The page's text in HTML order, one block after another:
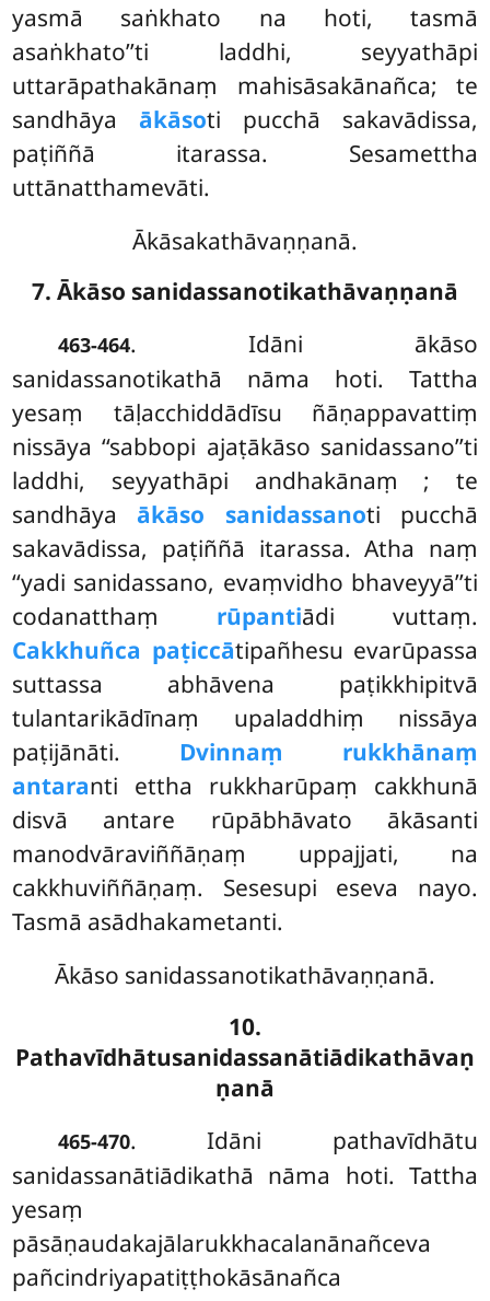
yasmā saṅkhato na hoti, tasmā
asaṅkhato’’ti laddhi, seyyathāpi
uttarāpathakānaṃ mahisāsakānañca; te
sandhāya ākāsoti pucchā sakavādissa,
paṭiññā itarassa. Sesamettha
uttānatthamevāti.
Ākāsakathāvaṇṇanā.
7. Ākāso sanidassanotikathāvaṇṇanā
463-464. Idāni ākāso
sanidassanotikathā nāma hoti. Tattha
yesaṃ tāḷacchiddādīsu ñāṇappavattiṃ
nissāya ‘‘sabbopi ajaṭākāso sanidassano’’ti
laddhi, seyyathāpi andhakānaṃ ; te
sandhāya ākāso sanidassanoti pucchā
sakavādissa, paṭiññā itarassa. Atha naṃ
‘‘yadi sanidassano, evaṃvidho bhaveyyā’’ti
codanatthaṃ rūpantiādi vuttaṃ.
Cakkhuñca paṭiccātipañhesu evarūpassa
suttassa abhāvena paṭikkhipitvā
tulantarikādīnaṃ upaladdhiṃ nissāya
paṭijānāti. Dvinnaṃ rukkhānaṃ
antaranti ettha rukkharūpaṃ cakkhunā
disvā antare rūpābhāvato ākāsanti
manodvāraviññāṇaṃ uppajjati, na
cakkhuviññāṇaṃ. Sesesupi eseva nayo.
Tasmā asādhakametanti.
Ākāso sanidassanotikathāvaṇṇanā.
10.
Pathavīdhātusanidassanātiādikathāvaṇ
ṇanā
465-470. Idāni pathavīdhātu
sanidassanātiādikathā nāma hoti. Tattha
yesaṃ
pāsāṇaudakajālarukkhacalanānañceva
pañcindriyapatiṭṭhokāsānañca